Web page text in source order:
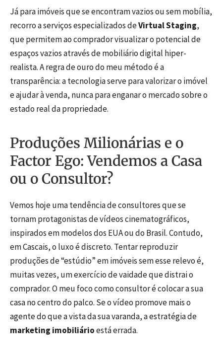
Já para imóveis que se encontram vazios ou sem mobília,
recorro a serviços especializados deVirtual Staging,
que permitem ao comprador visualizar o potencial de
espaços vazios através de mobiliário digital hiper-
realista. A regra de ouro do meu método é a
transparência: a tecnologia serve para valorizar o imóvel
e ajudar à venda, nunca para enganar o mercado sobre o
estado real da propriedade.
Produções Milionárias e o
Factor Ego: Vendemos a Casa
ou o Consultor?
Vemos hoje uma tendência de consultores que se
tornam protagonistas de vídeos cinematográficos,
inspirados em modelos dos EUA ou do Brasil. Contudo,
em Cascais, o luxo é discreto. Tentar reproduzir
produções de “estúdio” em imóveis sem esse relevo é,
muitas vezes, um exercício de vaidade que distrai o
comprador. O meu foco como consultor é colocar a sua
casa no centro do palco. Se o vídeo promove mais o
agente do que a vista da sua varanda, a estratégia de
marketing imobiliárioestá errada.